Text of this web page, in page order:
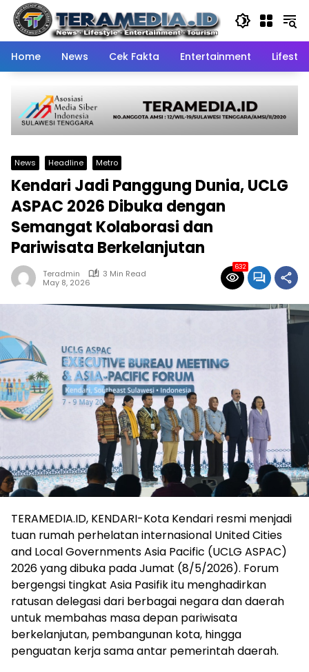
Skip
content
Home
News Cek Fakta Entertainment
News Headline Metro
Kendari Jadi Panggung Dunia, UCLG
ASPAC 2026 Dibuka dengan
Semangat Kolaborasi dan
Pariwisata Berkelanjutan
Teradmin
3 Min Read
May 8, 2026
632
TERAMEDIA.ID, KENDARI-Kota Kendari resmi menjadi
tuan rumah perhelatan internasional United Cities
and Local Governments Asia Pacific (UCLG ASPAC)
2026 yang dibuka pada Jumat (8/5/2026). Forum
bergengsi tingkat Asia Pasifik itu menghadirkan
ratusan delegasi dari berbagai negara dan daerah
untuk membahas masa depan pariwisata
berkelanjutan, pembangunan kota, hingga
penguatan kerja sama antar pemerintah daerah.